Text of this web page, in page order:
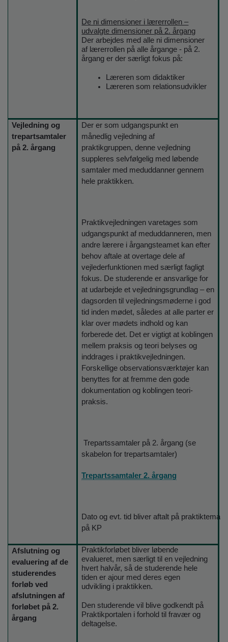
De ni dimensioner i lærerrollen –
udvalgte dimensioner på 2. årgang
Der arbejdes med alle ni dimensioner
af lærerrollen på alle årgange - på 2.
årgang er der særligt fokus på:
Læreren som didaktiker
Læreren som relationsudvikler
Vejledning og
trepartsamtaler
på 2. årgang
Der er som udgangspunkt en
månedlig vejledning af
praktikgruppen, denne vejledning
suppleres selvfølgelig med løbende
samtaler med meduddanner gennem
hele praktikken.
Praktikvejledningen varetages som
udgangspunkt af meduddanneren, men
andre lærere i årgangsteamet kan efter
behov aftale at overtage dele af
vejlederfunktionen med særligt fagligt
fokus. De studerende er ansvarlige for
at udarbejde et vejledningsgrundlag – en
dagsorden til vejledningsmøderne i god
tid inden mødet, således at alle parter er
klar over mødets indhold og kan
forberede det. Det er vigtigt at koblingen
mellem praksis og teori belyses og
inddrages i praktikvejledningen.
Forskellige observationsværktøjer kan
benyttes for at fremme den gode
dokumentation og koblingen teori-
praksis.
Trepartssamtaler på 2. årgang (se
skabelon for trepartsamtaler)
Trepartssamtaler 2. årgang
Dato og evt. tid bliver aftalt på
på KP
Afslutning og
evaluering af de
studerendes
forløb ved
afslutningen af
forløbet på 2.
årgang
Praktikforløbet bliver løbende
evalueret, men særligt til en vejledning
hvert halvår, så de studerende hele
tiden er ajour med deres egen
udvikling i praktikken.
Den studerende vil blive godkendt på
Praktikportalen i forhold til fravær og
deltagelse.